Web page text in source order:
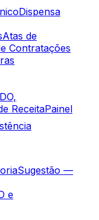
Dispensa
Atas de
Contratações
ReceitaPainel
Sugestão —
e